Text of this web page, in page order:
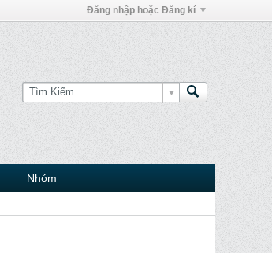
Đăng nhập hoặc Đăng kí
Nhóm